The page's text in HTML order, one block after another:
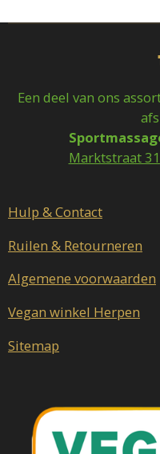
Een deel van ons
Marktstraat
Hulp & Contact
Ruilen & Retourneren
Algemene voorwaarden
Vegan winkel Herpen
Sitemap